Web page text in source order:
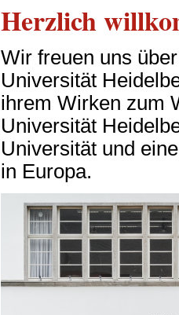
Herzlich
Wir freuen uns
Universität
ihrem Wirken zum
Universität
Universität und
in Europa.